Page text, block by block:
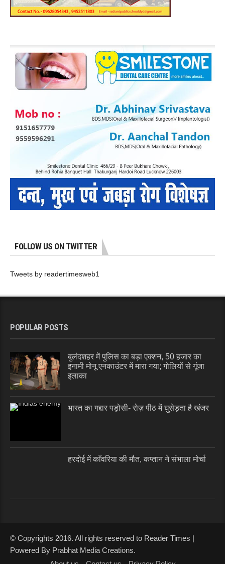
FOLLOW US ON TWITTER
Tweets by readertimesweb1
POPULAR POSTS
बुलंदशहर में पुलिस का बड़ा एक्शन, 50 हजार का
इनामी मोनू एनकाउंटर में मारा गया; गोलियों से गूंजा
इलाका
भारत का गद्दार पड़ोसी- रोज़ पीठ में घुसेड़ता है खंजर
हरदोई में काँवरिया की मौत, कप्तान ने संभाला मोर्चा
© Copyrights 2016. All rights reserved to Reader Times |
Powered By Prabhat Media Creations.